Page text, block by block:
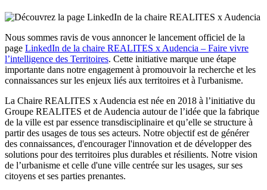
Nous sommes ravis de vous annoncer le lancement officiel de la
page LinkedIn de la chaire REALITES x Audencia – Faire vivre
l’intelligence des Territoires. Cette initiative marque une étape
importante dans notre engagement à promouvoir la recherche et les
connaissances sur les enjeux liés aux territoires et à l'urbanisme.
La Chaire REALITES x Audencia est née en 2018 à l’initiative du
Groupe REALITES et de Audencia autour de l’idée que la fabrique
de la ville est par essence transdisciplinaire et qu’elle se structure à
partir des usages de tous ses acteurs. Notre objectif est de générer
des connaissances, d'encourager l'innovation et de développer des
solutions pour des territoires plus durables et résilients. Notre vision
de l’urbanisme et celle d'une ville centrée sur les usages, sur ses
citoyens et ses parties prenantes.